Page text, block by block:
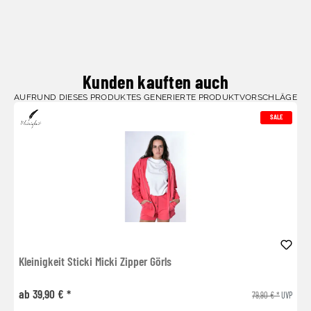
Kunden kauften auch
AUFRUND DIESES PRODUKTES GENERIERTE PRODUKTVORSCHLÄGE
SALE
Kleinigkeit Sticki Micki Zipper Görls
ab 39,90 € * 79,90 € *UVP